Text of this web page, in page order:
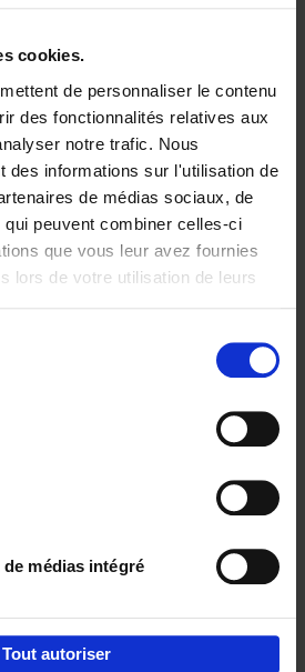
cookies.
de personnaliser le contenu
des fonctionnalités relatives aux
notre trafic. Nous
des informations sur l'utilisation de
de médias sociaux, de
peuvent combiner celles-ci
que vous leur avez fournies
lors de votre utilisation de leurs
médias intégré
Tout autoriser
Offer You Can't
Van Belleghem
souple
2020 256
37,50
Bonds = Building